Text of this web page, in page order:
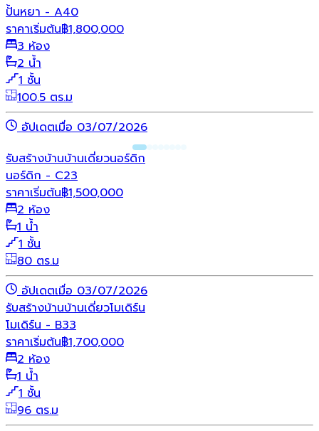
ปั้นหยา - A40
ราคาเริ่มต้น฿1,800,000
3 ห้อง
2 น้ำ
1 ชั้น
100.5 ตร.ม
อัปเดตเมื่อ 03/07/2026
รับสร้างบ้านบ้านเดี่ยวนอร์ดิก
นอร์ดิก - C23
ราคาเริ่มต้น฿1,500,000
2 ห้อง
1 น้ำ
1 ชั้น
80 ตร.ม
อัปเดตเมื่อ 03/07/2026
รับสร้างบ้านบ้านเดี่ยวโมเดิร์น
โมเดิร์น - B33
ราคาเริ่มต้น฿1,700,000
2 ห้อง
1 น้ำ
1 ชั้น
96 ตร.ม